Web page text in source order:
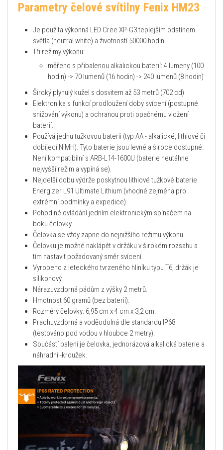
Parametry čelové svítilny Fenix HM23
Je použita výkonná LED Cree XP-G3 teplejším odstínem
světla (neutral white) a životností 50000 hodin.
Tři režimy výkonu:
měřeno s přibalenou alkalickou baterií: 4 lumeny (100
hodin) -> 70 lumenů (16 hodin) -> 240 lumenů (8 hodin)
Široký plynulý kužel s dosvitem až 53 metrů (702 cd)
Elektronika s funkcí prodloužení doby svícení (postupné
snižování výkonu) a ochranou proti opačnému vložení
baterií.
Používá jednu tužkovou baterii (typ AA - alkalické, lithiové či
dobíjecí NiMH). Tyto baterie jsou levné a široce dostupné.
Není kompatibilní s ARB-L14-1600U (baterie neutáhne
nejvyšší režim a vypíná se).
Nejdelší dobu výdrže poskytnou lithiové tužkové baterie
Energizer L91 Ultimate Lithium (vhodné zejména pro
extrémní podmínky a expedice).
Pohodlné ovládání jedním elektronickým spínačem na
boku čelovky.
Čelovka se vždy zapne do nejnižšího režimu výkonu.
Čelovku je možné naklápět v držáku v širokém rozsahu a
tím nastavit požadovaný směr svícení.
Vyrobeno z leteckého tvrzeného hliníku typu T6, držák je
silikonový.
Nárazuvzdorná pádům z výšky 2 metrů.
Hmotnost 60 gramů (bez baterií).
Rozměry čelovky: 6,95 cm x 4 cm x 3,2 cm.
Prachuvzdorná a voděodolná dle standardu IP68
(testováno pod vodou v hloubce 2 metry).
Součástí balení je čelovka, jednorázová alkalická baterie a
náhradní -kroužek.